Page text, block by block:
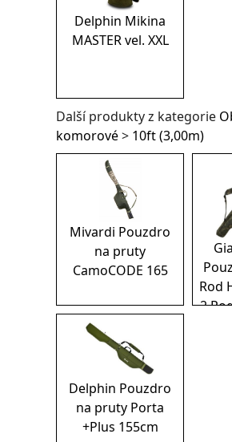
Delphin Mikina
MASTER vel. XXL
Další produkty z kategorie
komorové> 10ft (3,00m)
Mivardi Pouzdro
na pruty
CamoCODE 165
Rod
2
Delphin Pouzdro
na pruty Porta
+Plus 155cm